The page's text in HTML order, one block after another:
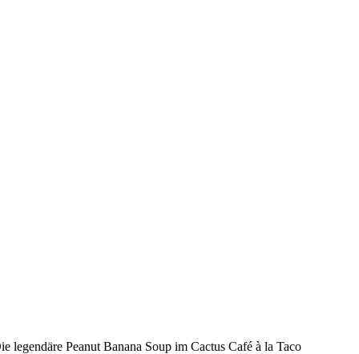
legendäre Peanut Banana Soup im Cactus Café à la Taco